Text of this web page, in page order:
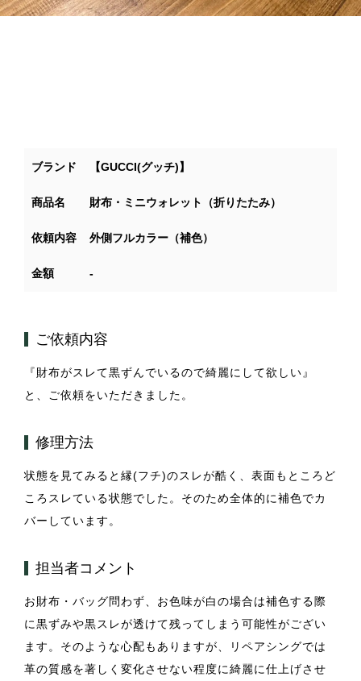
ブランド 【GUCCI(グッチ)】
商品名 財布・ミニウォレット（折りたたみ）
依頼内容 外側フルカラー（補色）
金額 -
ご依頼内容
『財布がスレて黒ずんでいるので綺麗にして欲しい』
と、ご依頼をいただきました。
修理方法
状態を見てみると縁(フチ)のスレが酷く、表面もところど
ころスレている状態でした。そのため全体的に補色でカ
バーしています。
担当者コメント
お財布・バッグ問わず、お色味が白の場合は補色する際
に黒ずみや黒スレが透けて残ってしまう可能性がござい
ます。そのような心配もありますが、リペアシングでは
革の質感を著しく変化させない程度に綺麗に仕上げさせ